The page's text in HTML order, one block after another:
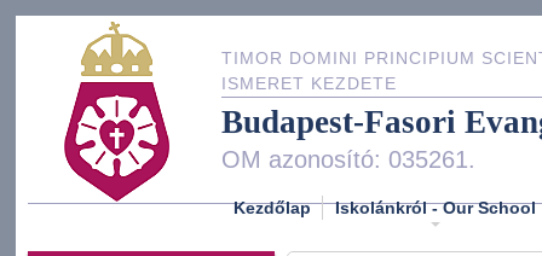
TIMOR DOMINI PRINCIPIUM
ISMERET KEZDETE
Budapest-Fasori
OM azonosító: 035261.
Kezdőlap Iskolánkról - Our School